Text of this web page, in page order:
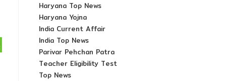
Haryana Top News
Haryana Yojna
India Current Affair
India Top News
Parivar Pehchan Patra
Teacher Eligibility Test
Top News